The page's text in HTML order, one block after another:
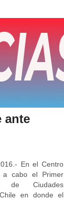
ante
En el Centro
a cabo el Primer
de Ciudades
en donde el